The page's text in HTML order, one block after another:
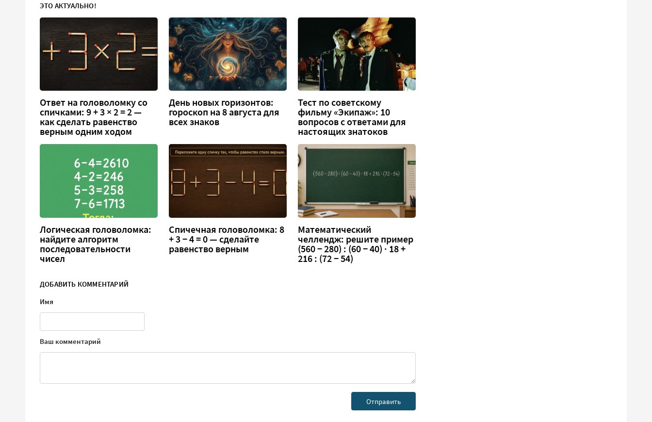
ЭТО АКТУАЛЬНО!
Ответ на головоломку со
спичками: 9 + 3 × 2 = 2 —
как сделать равенство
верным одним ходом
День новых горизонтов:
гороскоп на 8 августа для
всех знаков
Тест по советскому
фильму «Экипаж»: 10
вопросов с ответами для
настоящих знатоков
Логическая головоломка:
найдите алгоритм
последовательности
чисел
Спичечная головоломка: 8
+ 3 − 4 = 0 — сделайте
равенство верным
Математический
челлендж: решите пример
(560 − 280) : (60 − 40) · 18 +
216 : (72 − 54)
ДОБАВИТЬ КОММЕНТАРИЙ
Имя
Ваш комментарий